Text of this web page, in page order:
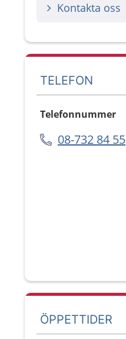
Kontakta oss
TELEFON
Telefonnummer
08-732 84 55
ÖPPETTIDER